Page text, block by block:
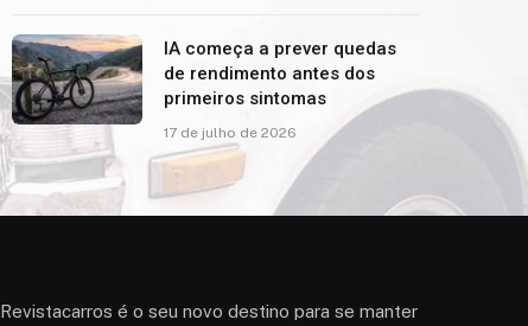
IA começa a prever quedas
de rendimento antes dos
primeiros sintomas
17 de julho de 2026
Revistacarros é o seu novo destino para se manter